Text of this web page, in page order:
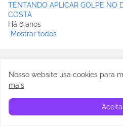
TENTANDO APLICAR GOLPE NO
COSTA
Há 6 anos
Mostrar todos
Nosso website usa cookies para
mais